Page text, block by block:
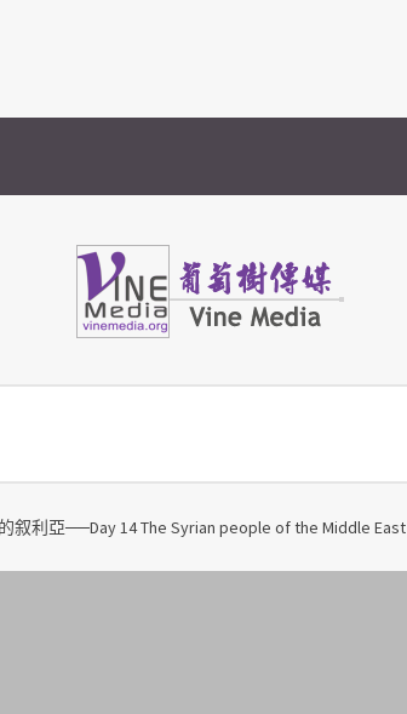
叙利亞──Day 14 The Syrian people of the Middle East